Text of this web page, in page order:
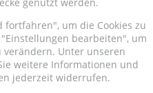
fortfahren", um die Cookies zu
bearbeiten", um
verändern. Unter unseren
weitere Informationen und
jederzeit widerrufen.